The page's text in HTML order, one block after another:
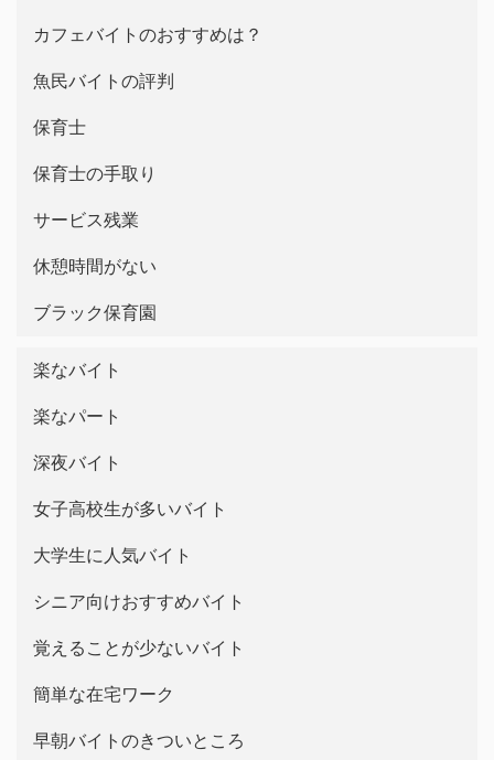
カフェバイトのおすすめは？
魚民バイトの評判
保育士
保育士の手取り
サービス残業
休憩時間がない
ブラック保育園
楽なバイト
楽なパート
深夜バイト
女子高校生が多いバイト
大学生に人気バイト
シニア向けおすすめバイト
覚えることが少ないバイト
簡単な在宅ワーク
早朝バイトのきついところ